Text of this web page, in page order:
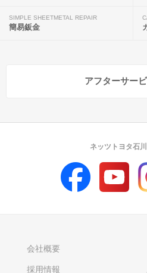
SIMPLE SHEETMETAL REPAIR
簡易鈑金
アフターサー
会社概要
採用情報
ネッツトヨタ石